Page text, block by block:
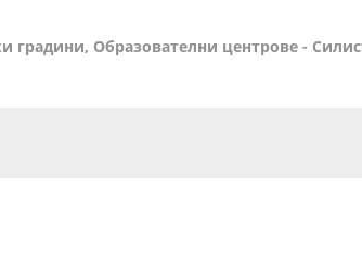
градини, Образователни центрове -